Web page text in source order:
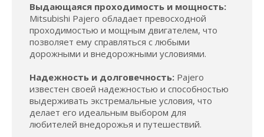
Выдающаяся проходимость и мощность:
Mitsubishi Pajero обладает превосходной
проходимостью и мощным двигателем, что
позволяет ему справляться с любыми
дорожными и внедорожными условиями.
Надежность и долговечность: Pajero
известен своей надежностью и способностью
выдерживать экстремальные условия, что
делает его идеальным выбором для
любителей внедорожья и путешествий.